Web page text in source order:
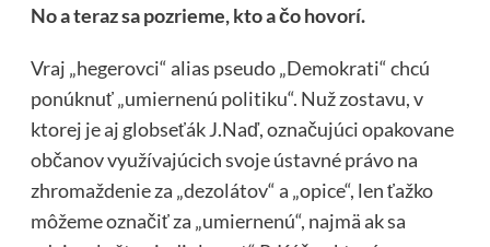
No a teraz sa pozrieme, kto a čo hovorí.
Vraj „hegerovci“ alias pseudo „Demokrati“ chcú
ponúknuť „umiernenú politiku“. Nuž zostavu, v
ktorej je aj globseťák J.Naď, označujúci opakovane
občanov využívajúcich svoje ústavné právo na
zhromaždenie za „dezolátov“ a „opice“, len ťažko
môžeme označiť za „umiernenú“, najmä ak sa